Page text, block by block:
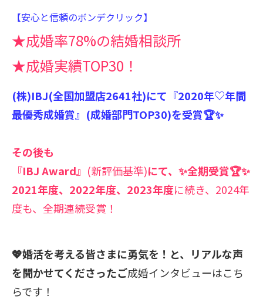
【安心と信頼のボンデクリック】
★成婚率78%の結婚相談所
★成婚実績TOP30！
(株)IBJ(全国加盟店2641社)にて『2020年♡年間
最優秀成婚賞』(成婚部門TOP30)を受賞🏆✨
その後も
『IBJ Award』 (新評価基準)にて、✨全期受賞🏆✨
2021年度、 2022年度、 2023年度に続き、2024年
度も、全期連続受賞！
💖婚活を考える皆さまに勇気を！と、リアルな声
を聞かせてくださったご成婚インタビューはこち
らです！